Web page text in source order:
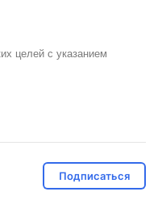
целей с указанием
Подписаться